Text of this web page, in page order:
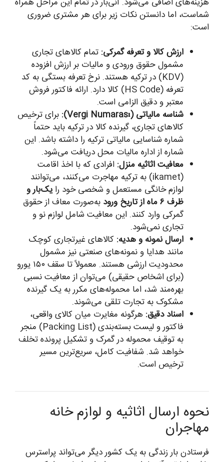
شماست، اما دانستن نکات زیر برای هر مشتری ضروری
است:
ارزش کالا و تعرفه گمرکی: تمام کالاهای تجاری
مشمول حقوق ورودی و مالیات بر ارزش افزوده
(KDV) در ترکیه هستند. نرخ تعرفه بستگی به کد
تعرفه (HS Code) کالا دارد. ارائه فاکتور فروش
معتبر و دقیق الزامی است.
شناسه مالیاتی (Vergi Numarası):
برای ترخیص
کالاهای تجاری، گیرنده کالا در ترکیه باید حتماً
شماره شناسایی مالیاتی ترکیه را داشته باشد. این
شماره از اداره مالیات محل دریافت می‌شود.
معافیت اثاثیه منزل: افرادی که با اخذ اقامت
(ikamet) به ترکیه مهاجرت می‌کنند، می‌توانند
لوازم خانگی مستعمل و شخصی خود رایک‌بار و
ظرف ۶ ماه از تاریخ ورود
به‌صورت معاف از حقوق
گمرکی وارد کنند. این معافیت شامل لوازم نو و
تجاری نمی‌شود.
ارسال نمونه و هدیه: کالاهای غیرتجاری کوچک
مانند هدایا و نمونه‌های صنعتی نیز مشمول
محدودیت ارزشی هستند. معمولاً تا سقف ۱۵۰ یورو
(برای اشخاص حقیقی) می‌توان از معافیت نسبی
بهره‌مند شد، اما محموله‌های مکرر به یک گیرنده
مشکوک به تجارت تلقی می‌شوند.
اسناد دقیق: هرگونه مغایرت میان کالای واقعی،
فاکتور و لیست بسته‌بندی (Packing List) منجر
به توقیف محموله در گمرک و تشکیل پرونده تخلف
خواهد شد. شفافیت کامل، سریع‌ترین مسیر
ترخیص است.
نحوه ارسال اثاثیه و لوازم خانه
مهاجران
فرستادن بار زندگی به یک کشور دیگر می‌تواند پراسترس